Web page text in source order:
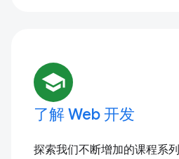
school
了解 Web 开发
探索我们不断增加的课程系